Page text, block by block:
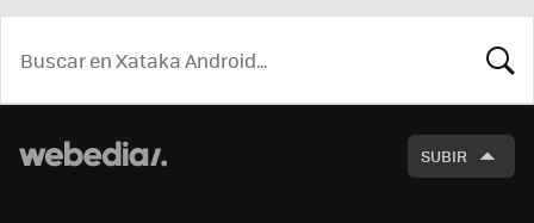
SUBIR